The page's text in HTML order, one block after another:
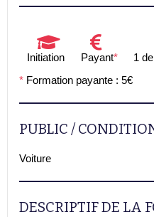
Initiation Payant* 1
* Formation payante : 5€
PUBLIC /
Voiture
DESCRIPTIF DE LA